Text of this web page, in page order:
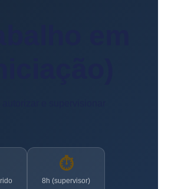
⏱️
8h (supervisor)